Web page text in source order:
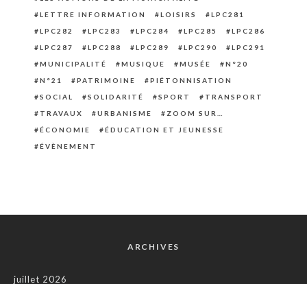
LETTRE INFORMATION
LOISIRS
LPC281
LPC282
LPC283 LPC284 LPC285
LPC286
LPC287
LPC288 LPC289 LPC290
LPC291
MUNICIPALITÉ
MUSIQUE MUSÉE
N°20
N°21
PATRIMOINE
PIÉTONNISATION
SOCIAL
SOLIDARITÉ SPORT
TRANSPORT
TRAVAUX
URBANISME
ZOOM SUR…
ÉCONOMIE
ÉDUCATION ET JEUNESSE
ÉVÈNEMENT
ARCHIVES
juillet 2026